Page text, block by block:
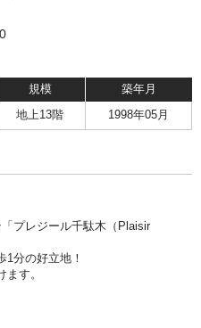
規模 築年月
地上13階 1998年05月
プレジール千駄木（Plaisir
1分の好立地！
す。
ョンです。